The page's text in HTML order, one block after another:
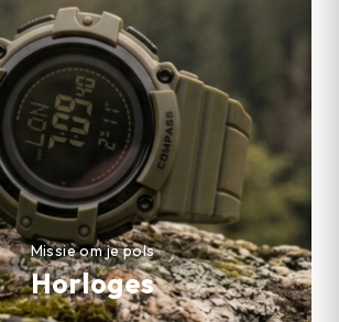
Horloges
Missie om je pols